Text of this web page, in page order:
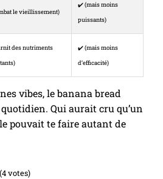
le vieillissement)
✔️ (mais moins
puissants)
des nutriments
✔️ (mais moins
d’efficacité)
vibes, le banana bread
Qui aurait cru qu’un
pouvait te faire autant de
votes)